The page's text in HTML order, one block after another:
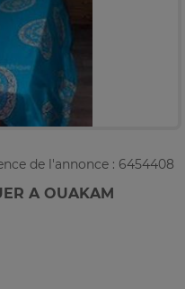
de l'annonce : 6454408
A OUAKAM